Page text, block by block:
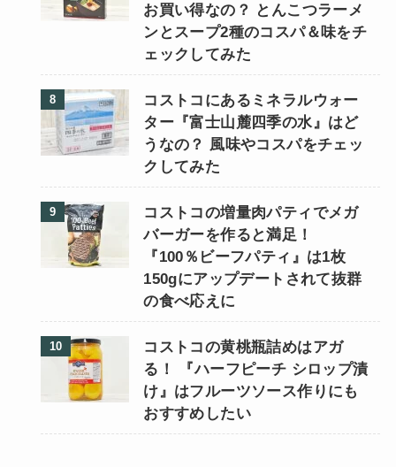
お買い得なの？ とんこつラーメ
ンとスープ2種のコスパ＆味をチ
ェックしてみた
コストコにあるミネラルウォー
ター『富士山麓四季の水』はど
うなの？ 風味やコスパをチェッ
クしてみた
コストコの増量肉パティでメガ
バーガーを作ると満足！
『100％ビーフパティ』は1枚
150gにアップデートされて抜群
の食べ応えに
コストコの黄桃瓶詰めはアガ
る！ 『ハーフピーチ シロップ漬
け』はフルーツソース作りにも
おすすめしたい